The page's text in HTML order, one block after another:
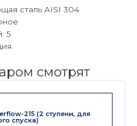
сталь AISI 304
5
смотрят
215 (2 ступени, для
спуска)